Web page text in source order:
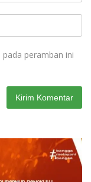
peramban ini